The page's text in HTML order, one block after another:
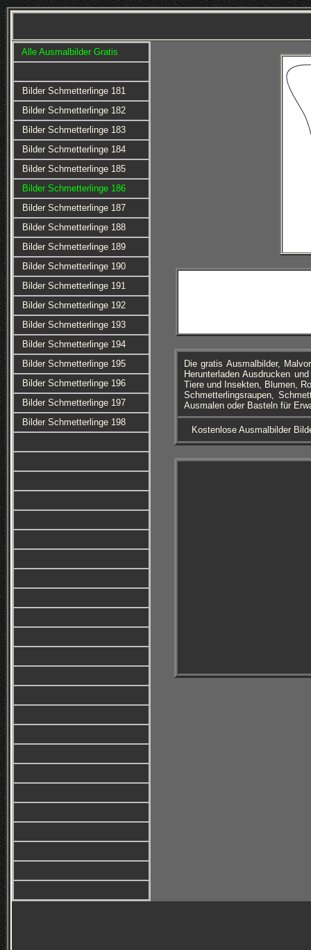
Alle Ausmalbilder Gratis
Bilder Schmetterlinge 181
Bilder Schmetterlinge 182
Bilder Schmetterlinge 183
Bilder Schmetterlinge 184
Bilder Schmetterlinge 185
Bilder Schmetterlinge 186
Bilder Schmetterlinge 187
Bilder Schmetterlinge 188
Bilder Schmetterlinge 189
Bilder Schmetterlinge 190
Bilder Schmetterlinge 191
Bilder Schmetterlinge 192
Bilder Schmetterlinge 193
Bilder Schmetterlinge 194
Bilder Schmetterlinge 195
Bilder Schmetterlinge 196
Bilder Schmetterlinge 197
Bilder Schmetterlinge 198
Die gratis Ausmalbilder,
Herunterladen Ausdrucken
Tiere und Insekten, Blumen,
Schmetterlingsraupen,
Ausmalen oder Basteln für
Kostenlose Ausmalbilder